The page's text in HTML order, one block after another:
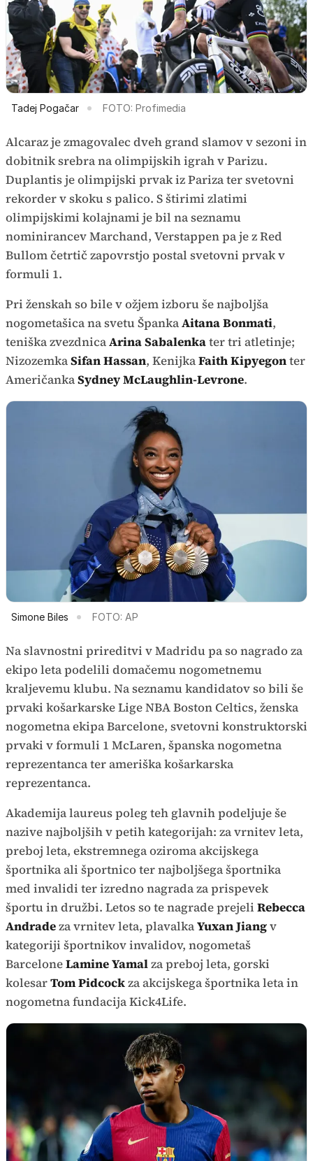
Tadej Pogačar FOTO: Profimedia
Alcaraz je zmagovalec dveh grand slamov v sezoni in
dobitnik srebra na olimpijskih igrah v Parizu.
Duplantis je olimpijski prvak iz Pariza ter svetovni
rekorder v skoku s palico. S štirimi zlatimi
olimpijskimi kolajnami je bil na seznamu
nominirancev Marchand, Verstappen pa je z Red
Bullom četrtič zapovrstjo postal svetovni prvak v
formuli 1.
Pri ženskah so bile v ožjem izboru še najboljša
nogometašica na svetu ŠpankaAitana Bonmati,
teniška zvezdnicaArina Sabalenkater tri atletinje;
NizozemkaSifan Hassan, KenijkaFaith Kipyegonter
AmeričankaSydney McLaughlin-Levrone.
Simone Biles FOTO: AP
Na slavnostni prireditvi v Madridu pa so nagrado za
ekipo leta podelili domačemu nogometnemu
kraljevemu klubu. Na seznamu kandidatov so bili še
prvaki košarkarske Lige NBA Boston Celtics, ženska
nogometna ekipa Barcelone, svetovni konstruktorski
prvaki v formuli 1 McLaren, španska nogometna
reprezentanca ter ameriška košarkarska
reprezentanca.
Akademija laureus poleg teh glavnih podeljuje še
nazive najboljših v petih kategorijah: za vrnitev leta,
preboj leta, ekstremnega oziroma akcijskega
športnika ali športnico ter najboljšega športnika
med invalidi ter izredno nagrada za prispevek
športu in družbi. Letos so te nagrade prejeli Rebecca
Andradeza vrnitev leta, plavalkaYuxan Jiangv
kategoriji športnikov invalidov, nogometaš
BarceloneLamine Yamalza preboj leta, gorski
kolesarTom Pidcockza akcijskega športnika leta in
nogometna fundacija Kick4Life.